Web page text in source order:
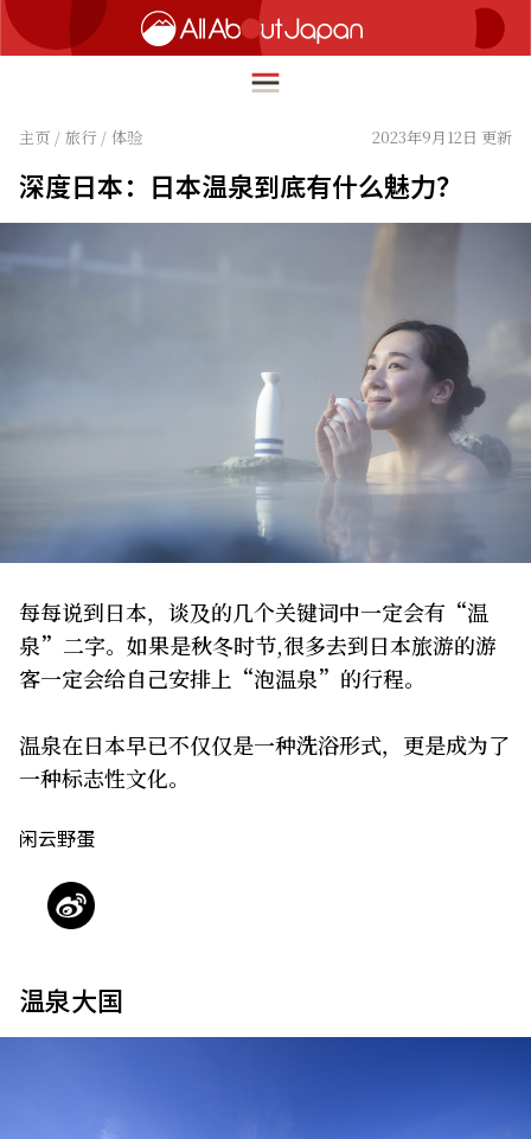
ภาษาไทย
한국어
日本語
HOME
主页 / 旅行 / 体验 2023年9月12日 更新
深度日本：日本温泉到底有什么魅力？
每每说到日本，谈及的几个关键词中一定会有“温
泉”二字。如果是秋冬时节,很多去到日本旅游的游
客一定会给自己安排上“泡温泉”的行程。
温泉在日本早已不仅仅是一种洗浴形式，更是成为了
一种标志性文化。
闲云野蛋
温泉大国